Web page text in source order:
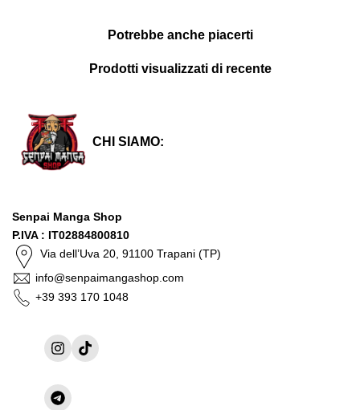
Potrebbe anche piacerti
Prodotti visualizzati di recente
CHI SIAMO:
Senpai Manga Shop
P.IVA : IT02884800810
Via dell’Uva 20, 91100 Trapani (TP)
info@senpaimangashop.com
+39 393 170 1048
Instagram
TikTok
Condividi